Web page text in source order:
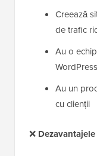
Creează
de trafic
Au o
Au un
cu clienții
❌